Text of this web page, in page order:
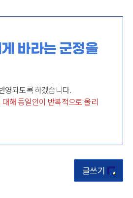
바라는 군정을
영되도록 하겠습니다.
해 동일인이 반복적으로 올리
글쓰기